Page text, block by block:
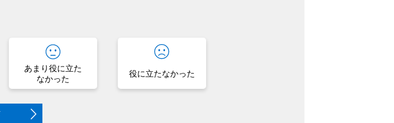
あまり役に立た
なかった
役に立たなかった